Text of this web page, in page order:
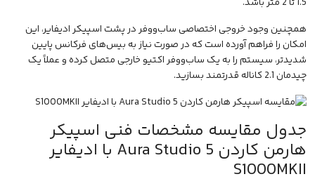
همچنین وجود خروجی اختصاصی ساب‌ووفر در پشت اسپیکر ادیفایر، این
امکان را فراهم آورده است که در صورت نیاز به بیس‌های فرکانس پایین
شدیدتر، سیستم را به یک ساب‌ووفر اکتیو خارجی متصل کرده و عملاً یک
چیدمان 2.1 کاناله قدرتمند بسازید.
جدول مقایسه مشخصات فنی اسپیکر
هارمن کاردن Aura Studio 5 با ادیفایر
S1000MKII